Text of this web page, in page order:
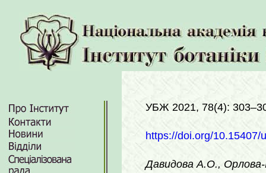
УБЖ 2021, 78(4):
https://doi.org/10.15407/
Давидова A.О.,